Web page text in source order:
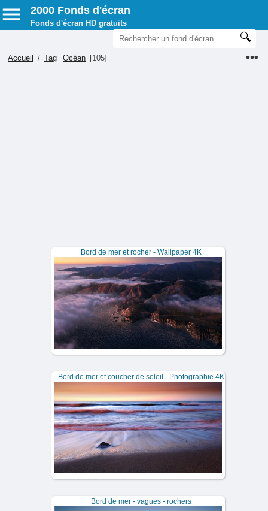
2000 Fonds d'écran
Fonds d'écran HD gratuits
Accueil / Tag Océan [105]
Bord de mer et rocher - Wallpaper 4K
Bord de mer et coucher de soleil - Photographie 4K
Bord de mer - vagues - rochers